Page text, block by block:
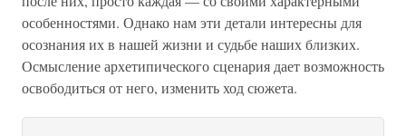
особенностями. Однако нам эти детали интересны для
осознания их в нашей жизни и судьбе наших близких.
Осмысление архетипического сценария дает возможность
освободиться от него, изменить ход сюжета.